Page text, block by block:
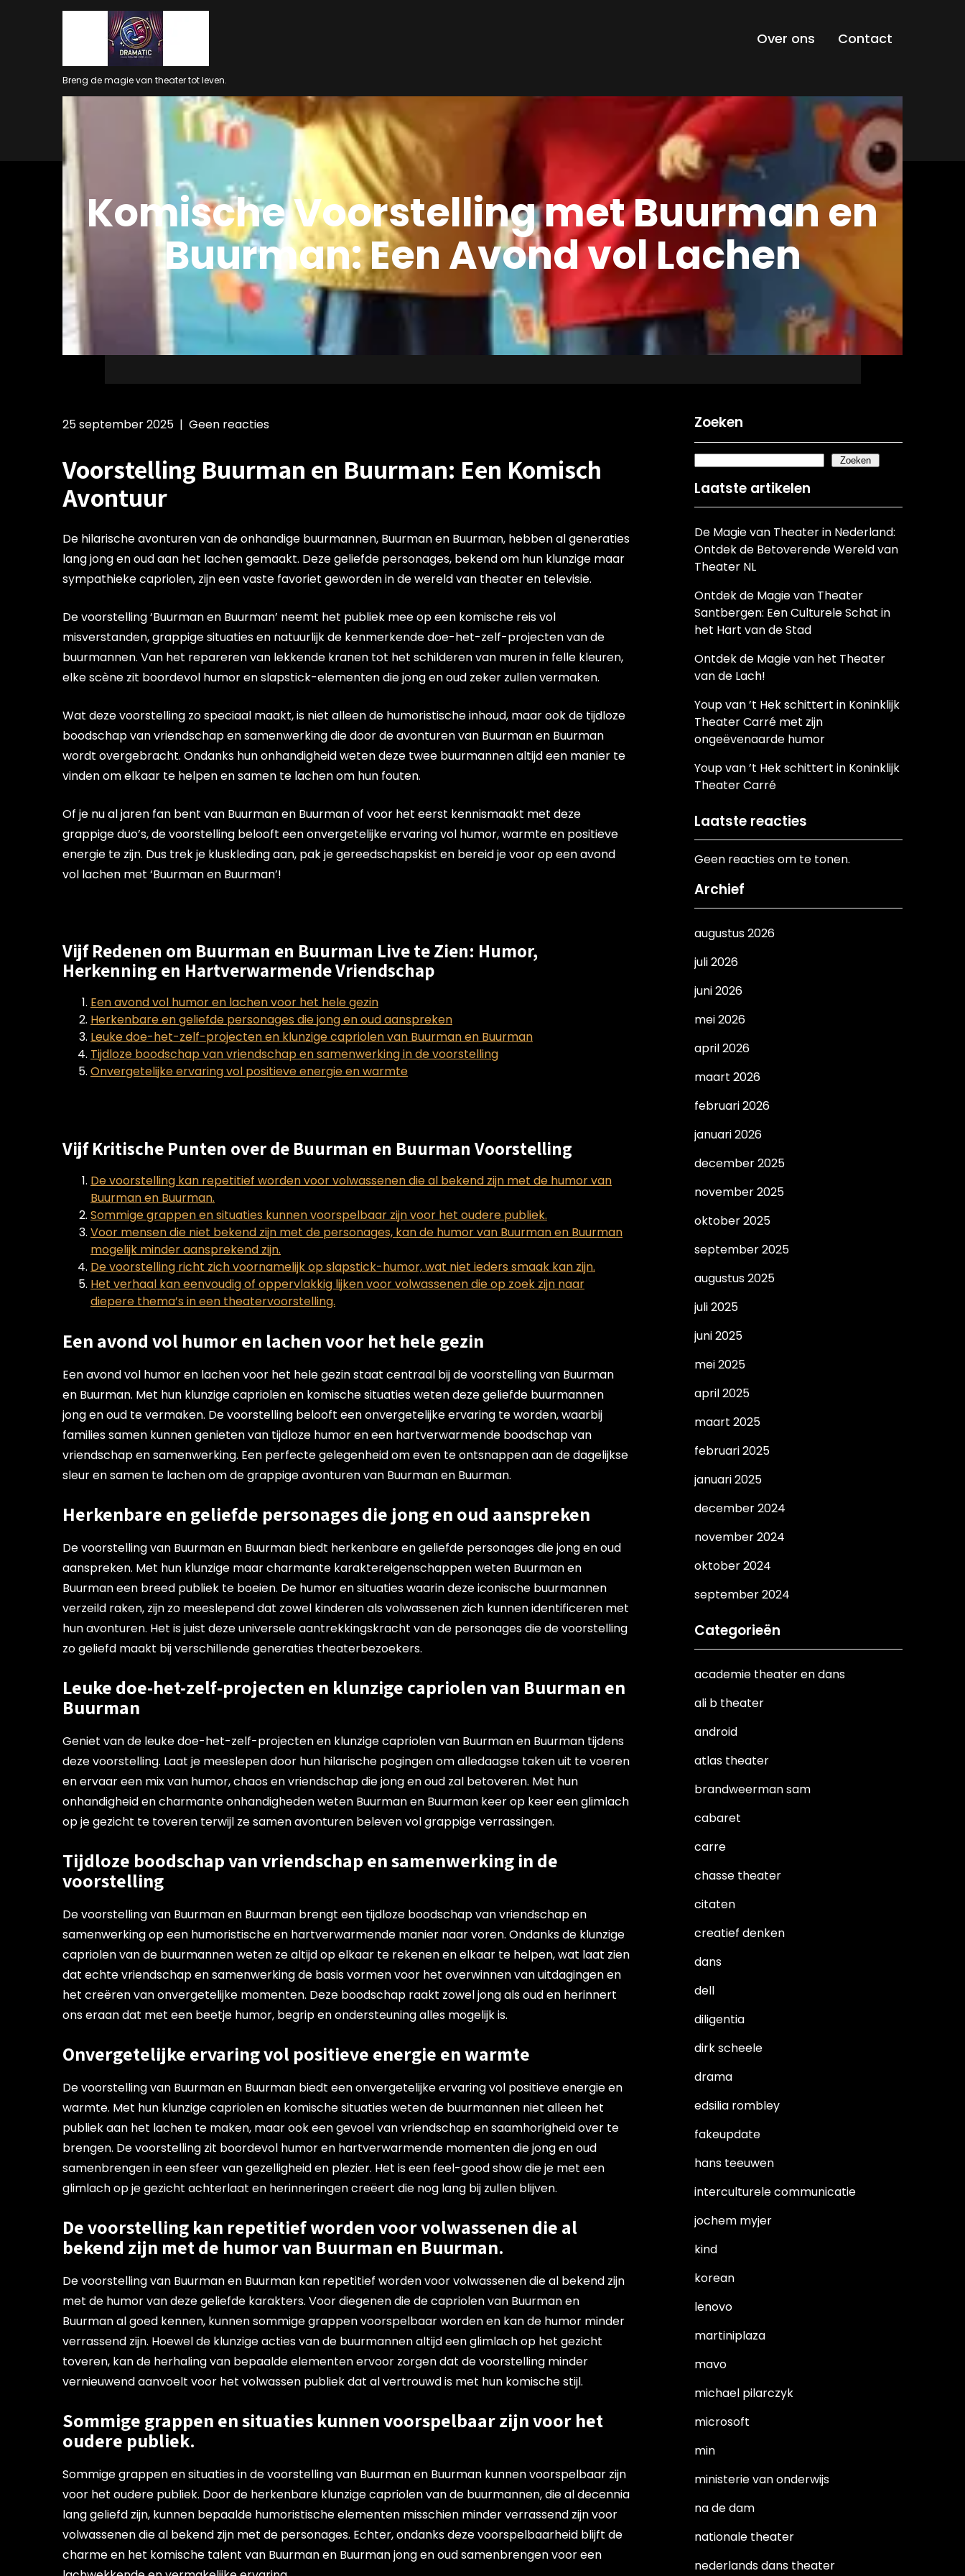
Breng de magie van theater tot leven.
Over ons Contact
Komische Voorstelling met Buurman en
Buurman: Een Avond vol Lachen
25 september 2025 | Geen reacties
Voorstelling Buurman en Buurman: Een Komisch
Avontuur
De hilarische avonturen van de onhandige buurmannen, Buurman en Buurman, hebben al generaties
lang jong en oud aan het lachen gemaakt. Deze geliefde personages, bekend om hun klunzige maar
sympathieke capriolen, zijn een vaste favoriet geworden in de wereld van theater en televisie.
De voorstelling ‘Buurman en Buurman’ neemt het publiek mee op een komische reis vol
misverstanden, grappige situaties en natuurlijk de kenmerkende doe-het-zelf-projecten van de
buurmannen. Van het repareren van lekkende kranen tot het schilderen van muren in felle kleuren,
elke scène zit boordevol humor en slapstick-elementen die jong en oud zeker zullen vermaken.
Wat deze voorstelling zo speciaal maakt, is niet alleen de humoristische inhoud, maar ook de tijdloze
boodschap van vriendschap en samenwerking die door de avonturen van Buurman en Buurman
wordt overgebracht. Ondanks hun onhandigheid weten deze twee buurmannen altijd een manier te
vinden om elkaar te helpen en samen te lachen om hun fouten.
Of je nu al jaren fan bent van Buurman en Buurman of voor het eerst kennismaakt met deze
grappige duo’s, de voorstelling belooft een onvergetelijke ervaring vol humor, warmte en positieve
energie te zijn. Dus trek je kluskleding aan, pak je gereedschapskist en bereid je voor op een avond
vol lachen met ‘Buurman en Buurman’!
Vijf Redenen om Buurman en Buurman Live te Zien: Humor,
Herkenning en Hartverwarmende Vriendschap
Een avond vol humor en lachen voor het hele gezin
Herkenbare en geliefde personages die jong en oud aanspreken
Leuke doe-het-zelf-projecten en klunzige capriolen van Buurman en Buurman
Tijdloze boodschap van vriendschap en samenwerking in de voorstelling
Onvergetelijke ervaring vol positieve energie en warmte
Vijf Kritische Punten over de Buurman en Buurman Voorstelling
De voorstelling kan repetitief worden voor volwassenen die al bekend zijn met de humor van
Buurman en Buurman.
Sommige grappen en situaties kunnen voorspelbaar zijn voor het oudere publiek.
Voor mensen die niet bekend zijn met de personages, kan de humor van Buurman en Buurman
mogelijk minder aansprekend zijn.
De voorstelling richt zich voornamelijk op slapstick-humor, wat niet ieders smaak kan zijn.
Het verhaal kan eenvoudig of oppervlakkig lijken voor volwassenen die op zoek zijn naar
diepere thema’s in een theatervoorstelling.
Een avond vol humor en lachen voor het hele gezin
Een avond vol humor en lachen voor het hele gezin staat centraal bij de voorstelling van Buurman
en Buurman. Met hun klunzige capriolen en komische situaties weten deze geliefde buurmannen
jong en oud te vermaken. De voorstelling belooft een onvergetelijke ervaring te worden, waarbij
families samen kunnen genieten van tijdloze humor en een hartverwarmende boodschap van
vriendschap en samenwerking. Een perfecte gelegenheid om even te ontsnappen aan de dagelijkse
sleur en samen te lachen om de grappige avonturen van Buurman en Buurman.
Herkenbare en geliefde personages die jong en oud aanspreken
De voorstelling van Buurman en Buurman biedt herkenbare en geliefde personages die jong en oud
aanspreken. Met hun klunzige maar charmante karaktereigenschappen weten Buurman en
Buurman een breed publiek te boeien. De humor en situaties waarin deze iconische buurmannen
verzeild raken, zijn zo meeslepend dat zowel kinderen als volwassenen zich kunnen identificeren met
hun avonturen. Het is juist deze universele aantrekkingskracht van de personages die de voorstelling
zo geliefd maakt bij verschillende generaties theaterbezoekers.
Leuke doe-het-zelf-projecten en klunzige capriolen van Buurman en
Buurman
Geniet van de leuke doe-het-zelf-projecten en klunzige capriolen van Buurman en Buurman tijdens
deze voorstelling. Laat je meeslepen door hun hilarische pogingen om alledaagse taken uit te voeren
en ervaar een mix van humor, chaos en vriendschap die jong en oud zal betoveren. Met hun
onhandigheid en charmante onhandigheden weten Buurman en Buurman keer op keer een glimlach
op je gezicht te toveren terwijl ze samen avonturen beleven vol grappige verrassingen.
Tijdloze boodschap van vriendschap en samenwerking in de
voorstelling
De voorstelling van Buurman en Buurman brengt een tijdloze boodschap van vriendschap en
samenwerking op een humoristische en hartverwarmende manier naar voren. Ondanks de klunzige
capriolen van de buurmannen weten ze altijd op elkaar te rekenen en elkaar te helpen, wat laat zien
dat echte vriendschap en samenwerking de basis vormen voor het overwinnen van uitdagingen en
het creëren van onvergetelijke momenten. Deze boodschap raakt zowel jong als oud en herinnert
ons eraan dat met een beetje humor, begrip en ondersteuning alles mogelijk is.
Onvergetelijke ervaring vol positieve energie en warmte
De voorstelling van Buurman en Buurman biedt een onvergetelijke ervaring vol positieve energie en
warmte. Met hun klunzige capriolen en komische situaties weten de buurmannen niet alleen het
publiek aan het lachen te maken, maar ook een gevoel van vriendschap en saamhorigheid over te
brengen. De voorstelling zit boordevol humor en hartverwarmende momenten die jong en oud
samenbrengen in een sfeer van gezelligheid en plezier. Het is een feel-good show die je met een
glimlach op je gezicht achterlaat en herinneringen creëert die nog lang bij zullen blijven.
De voorstelling kan repetitief worden voor volwassenen die al
bekend zijn met de humor van Buurman en Buurman.
De voorstelling van Buurman en Buurman kan repetitief worden voor volwassenen die al bekend zijn
met de humor van deze geliefde karakters. Voor diegenen die de capriolen van Buurman en
Buurman al goed kennen, kunnen sommige grappen voorspelbaar worden en kan de humor minder
verrassend zijn. Hoewel de klunzige acties van de buurmannen altijd een glimlach op het gezicht
toveren, kan de herhaling van bepaalde elementen ervoor zorgen dat de voorstelling minder
vernieuwend aanvoelt voor het volwassen publiek dat al vertrouwd is met hun komische stijl.
Sommige grappen en situaties kunnen voorspelbaar zijn voor het
oudere publiek.
Sommige grappen en situaties in de voorstelling van Buurman en Buurman kunnen voorspelbaar zijn
voor het oudere publiek. Door de herkenbare klunzige capriolen van de buurmannen, die al decennia
lang geliefd zijn, kunnen bepaalde humoristische elementen misschien minder verrassend zijn voor
volwassenen die al bekend zijn met de personages. Echter, ondanks deze voorspelbaarheid blijft de
charme en het komische talent van Buurman en Buurman jong en oud samenbrengen voor een
Zoeken
Zoeken
Laatste artikelen
De Magie van Theater in Nederland:
Ontdek de Betoverende Wereld van
Theater NL
Ontdek de Magie van Theater
Santbergen: Een Culturele Schat in
het Hart van de Stad
Ontdek de Magie van het Theater
van de Lach!
Youp van ’t Hek schittert in Koninklijk
Theater Carré met zijn
ongeëvenaarde humor
Youp van ’t Hek schittert in Koninklijk
Theater Carré
Laatste reacties
Geen reacties om te tonen.
Archief
augustus 2026
juli 2026
juni 2026
mei 2026
april 2026
maart 2026
februari 2026
januari 2026
december 2025
november 2025
oktober 2025
september 2025
augustus 2025
juli 2025
juni 2025
mei 2025
april 2025
maart 2025
februari 2025
januari 2025
december 2024
november 2024
oktober 2024
september 2024
Categorieën
academie theater en dans
ali b theater
android
atlas theater
brandweerman sam
cabaret
carre
chasse theater
citaten
creatief denken
dans
dell
diligentia
dirk scheele
drama
edsilia rombley
fakeupdate
hans teeuwen
interculturele communicatie
jochem myjer
kind
korean
lenovo
martiniplaza
mavo
michael pilarczyk
microsoft
min
ministerie van onderwijs
na de dam
nationale theater
nederlands dans theater